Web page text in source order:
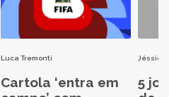
Luca Tremonti
Cartola ‘entra em
Jéssica
5